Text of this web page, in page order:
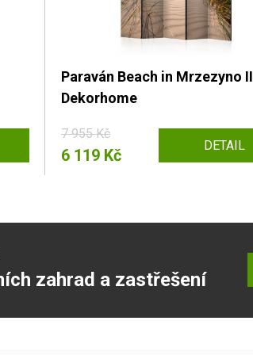
Paraván Beach in Mrzezyno II
Dekorhome
7 955 Kč
6 119 Kč DETAIL
zahrad a zastřešení